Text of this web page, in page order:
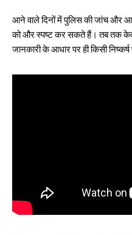
आने वाले दिनों में पुलिस की जांच और
को और स्पष्ट कर सकते हैं। तब तक
जानकारी के आधार पर ही किसी